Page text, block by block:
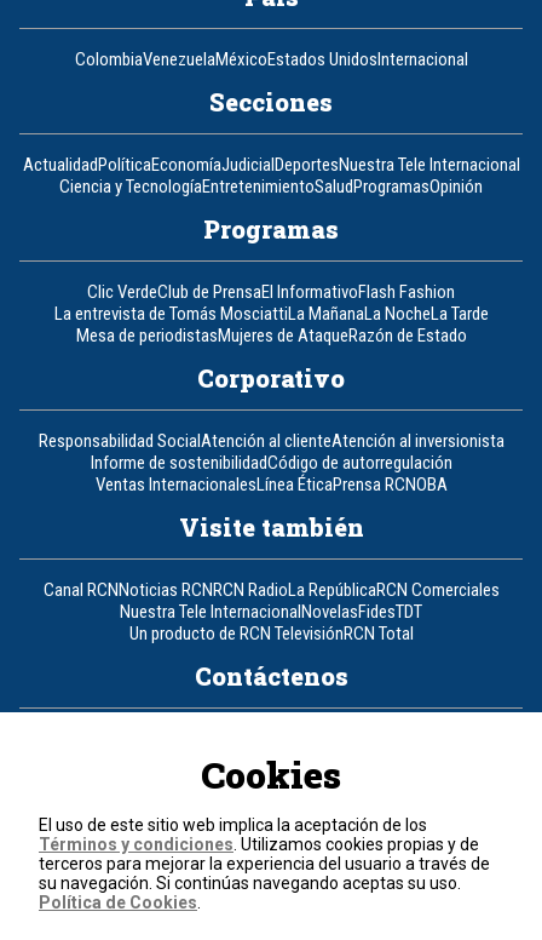
ColombiaVenezuelaMéxicoEstados Unidos Internacional
Secciones
Actualidad PolíticaEconomíaJudicial DeportesNuestra Tele Internacional
Ciencia y TecnologíaEntretenimientoSalud ProgramasOpinión
Programas
Clic VerdeClub de PrensaEl InformativoFlash Fashion
La entrevista de Tomás MosciattiLa MañanaLa NocheLa Tarde
Mesa de periodistasMujeres de AtaqueRazón de Estado
Corporativo
Responsabilidad SocialAtención al clienteAtención al inversionista
Informe de sostenibilidadCódigo de autorregulación
Ventas InternacionalesLínea ÉticaPrensa RCNOBA
Visite también
Canal RCN Noticias RCN RCN RadioLa RepúblicaRCN Comerciales
Nuestra Tele Internacional NovelasFidesTDT
Un producto de RCN TelevisiónRCN Total
Contáctenos
Política de cookies
Términos y condiciones
© 2026, RCN Medios.
Todos los derechos reservados.
Cookies
El uso de este sitio web implica la aceptación de los
Términos y condiciones . Utilizamos cookies propias y de
terceros para mejorar la experiencia del usuario a través de
su navegación. Si continúas navegando aceptas su uso.
Política de Cookies